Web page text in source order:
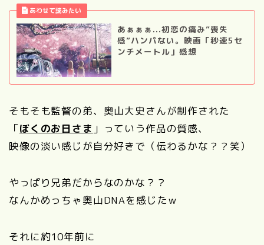
あぁぁぁ...初恋の痛み”喪失
感”ハンパない。映画「秒速5セ
ンチメートル」感想
そもそも監督の弟、奥山大史さんが制作された
「ぼくのお日さま 」っていう作品の質感、
映像の淡い感じが自分好きで（伝わるかな？？笑）
やっぱり兄弟だからなのかな？？
なんかめっちゃ奥山DNAを感じたｗ
それに約10年前に